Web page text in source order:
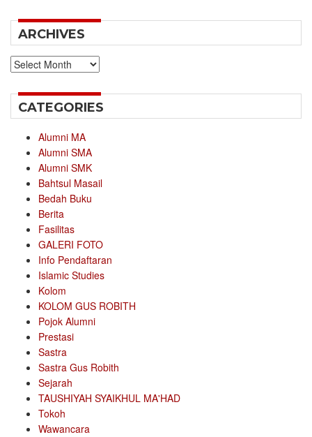
ARCHIVES
Archives
CATEGORIES
Alumni MA
Alumni SMA
Alumni SMK
Bahtsul Masail
Bedah Buku
Berita
Fasilitas
GALERI FOTO
Info Pendaftaran
Islamic Studies
Kolom
KOLOM GUS ROBITH
Pojok Alumni
Prestasi
Sastra
Sastra Gus Robith
Sejarah
TAUSHIYAH SYAIKHUL MA'HAD
Tokoh
Wawancara